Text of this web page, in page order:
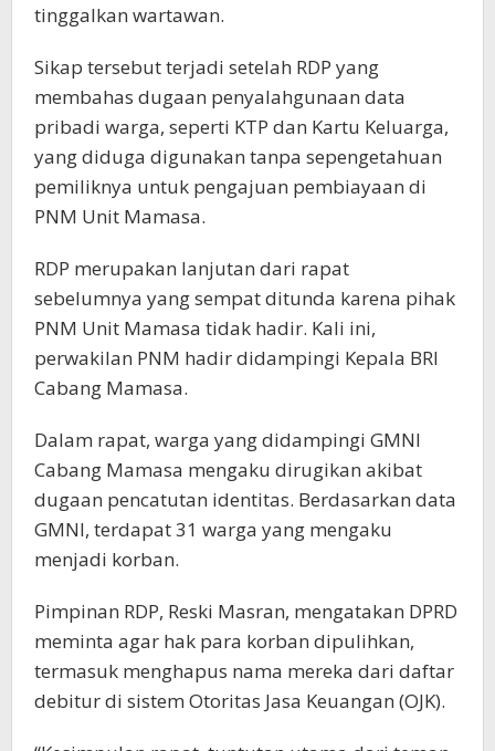
tinggalkan wartawan.
Sikap tersebut terjadi setelah RDP yang
membahas dugaan penyalahgunaan data
pribadi warga, seperti KTP dan Kartu Keluarga,
yang diduga digunakan tanpa sepengetahuan
pemiliknya untuk pengajuan pembiayaan di
PNM Unit Mamasa.
RDP merupakan lanjutan dari rapat
sebelumnya yang sempat ditunda karena pihak
PNM Unit Mamasa tidak hadir. Kali ini,
perwakilan PNM hadir didampingi Kepala BRI
Cabang Mamasa.
Dalam rapat, warga yang didampingi GMNI
Cabang Mamasa mengaku dirugikan akibat
dugaan pencatutan identitas. Berdasarkan data
GMNI, terdapat 31 warga yang mengaku
menjadi korban.
Pimpinan RDP, Reski Masran, mengatakan DPRD
meminta agar hak para korban dipulihkan,
termasuk menghapus nama mereka dari daftar
debitur di sistem Otoritas Jasa Keuangan (OJK).